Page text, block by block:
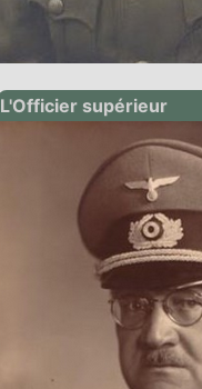
L'Officier supérieur